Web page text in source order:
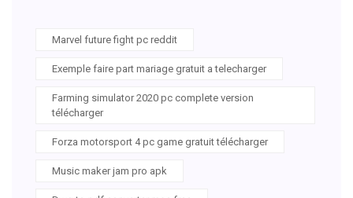
Marvel future fight pc reddit
Exemple faire part mariage gratuit a telecharger
Farming simulator 2020 pc complete version
télécharger
Forza motorsport 4 pc game gratuit télécharger
Music maker jam pro apk